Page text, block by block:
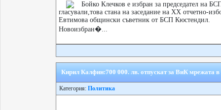
Бойко Клечков е избран за председател на
гласували,това стана на заседание на ХХ отчетно-
Евтимова общински съветник от БСП Кюстендил.
Новоизбран�...
Кирил Калфин:700 000. лв. отпускат за ВиК мрежата
Категория: Политика